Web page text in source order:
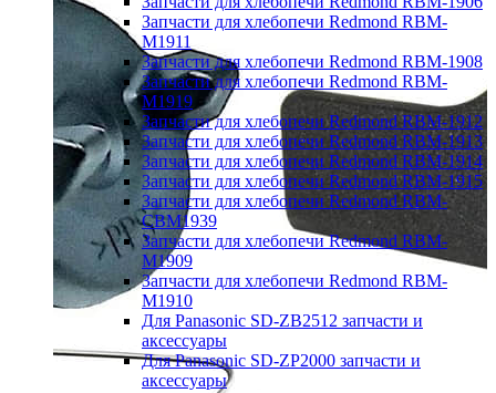
Запчасти для хлебопечи Redmond RBM-
M1911
Запчасти для хлебопечи Redmond RBM-1908
Запчасти для хлебопечи Redmond RBM-
M1919
Запчасти для хлебопечи Redmond RBM-1912
Запчасти для хлебопечи Redmond RBM-1913
Запчасти для хлебопечи Redmond RBM-1914
Запчасти для хлебопечи Redmond RBM-1915
Запчасти для хлебопечи Redmond RBM-
CBM1939
Запчасти для хлебопечи Redmond RBM-
M1909
Запчасти для хлебопечи Redmond RBM-
M1910
Для Panasonic SD-ZB2512 запчасти и
аксессуары
Для Panasonic SD-ZP2000 запчасти и
аксессуары